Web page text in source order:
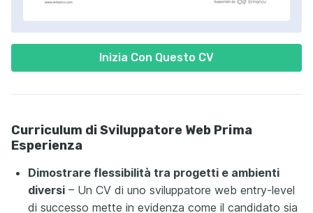
Inizia Con Questo CV
Curriculum di Sviluppatore Web Prima
Esperienza
Dimostrare flessibilità tra progetti e ambienti
diversi – Un CV di uno sviluppatore web entry-level
di successo mette in evidenza come il candidato sia